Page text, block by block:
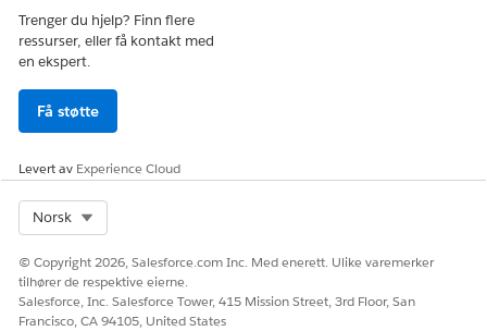
tvistelement
Gi sakseiere av tvister en omfattende oversikt over fasene
og trinnene som skal utføres i tilbakekallings- og andre
presentasjonsprosesser.
Legge til Lightning Integrasjonsutførelsesstatus på
Vis sakseiere i tvister utførelsesstatusen til
integrasjonsoppkall. Disse oppkallene legges til i
fasebehandling for å starte tilbakestilling og se gjennom
Trenger du hjelp? Finn flere
ressurser, eller få kontakt med
en ekspert.
Få støtte
Levert av Experience Cloud
Norsk
© Copyright 2026, Salesforce.com Inc. Med enerett. Ulike varemerker
tilhører de respektive eierne.
Salesforce, Inc. Salesforce Tower, 415 Mission Street, 3rd Floor, San
Francisco, CA 94105, United States